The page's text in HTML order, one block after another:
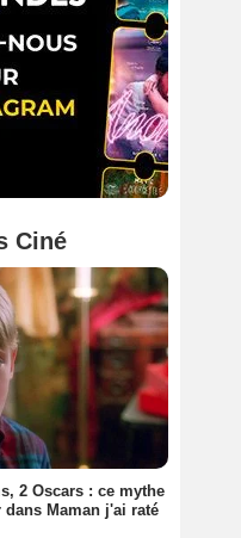
Ciné
2 Oscars : ce mythe
Maman j'ai raté